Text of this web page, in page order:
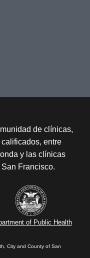
of Public Health
de clínicas,
entre
y las clínicas
Francisco.
City and County of San